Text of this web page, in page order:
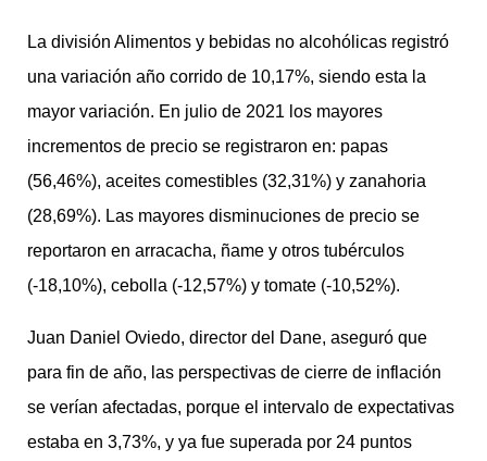
La división Alimentos y bebidas no alcohólicas registró
una variación año corrido de 10,17%, siendo esta la
mayor variación. En julio de 2021 los mayores
incrementos de precio se registraron en: papas
(56,46%), aceites comestibles (32,31%) y zanahoria
(28,69%). Las mayores disminuciones de precio se
reportaron en arracacha, ñame y otros tubérculos
(-18,10%), cebolla (-12,57%) y tomate (-10,52%).
Juan Daniel Oviedo, director del Dane, aseguró que
para fin de año, las perspectivas de cierre de inflación
se verían afectadas, porque el intervalo de expectativas
estaba en 3,73%, y ya fue superada por 24 puntos